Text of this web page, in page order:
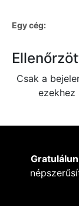
Egy cég:
Csak a
ezekhez